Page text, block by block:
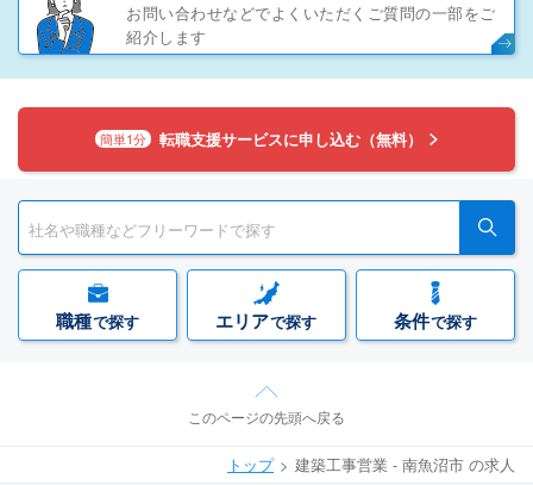
お問い合わせなどでよくいただくご質問の一部をご
紹介します
簡単1分 転職支援サービスに申し込む（無料）
職種で探す エリアで探す 条件で探す
このページの先頭へ戻る
トップ 建築工事営業 - 南魚沼市 の求人